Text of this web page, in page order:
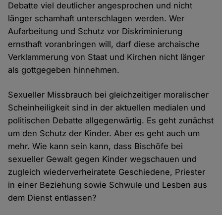
Debatte viel deutlicher angesprochen und nicht
länger schamhaft unterschlagen werden. Wer
Aufarbeitung und Schutz vor Diskriminierung
ernsthaft voranbringen will, darf diese archaische
Verklammerung von Staat und Kirchen nicht länger
als gottgegeben hinnehmen.
Sexueller Missbrauch bei gleichzeitiger moralischer
Scheinheiligkeit sind in der aktuellen medialen und
politischen Debatte allgegenwärtig. Es geht zunächst
um den Schutz der Kinder. Aber es geht auch um
mehr. Wie kann sein kann, dass Bischöfe bei
sexueller Gewalt gegen Kinder wegschauen und
zugleich wiederverheiratete Geschiedene, Priester
in einer Beziehung sowie Schwule und Lesben aus
dem Dienst entlassen?